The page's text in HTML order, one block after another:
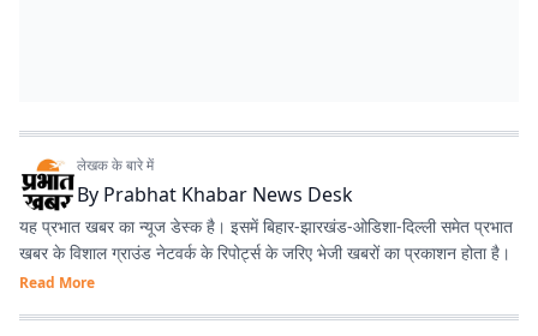
लेखक के बारे में
By Prabhat Khabar News Desk
यह प्रभात खबर का न्यूज डेस्क है। इसमें बिहार-झारखंड-ओडिशा-दिल्‍ली समेत प्रभात
खबर के विशाल ग्राउंड नेटवर्क के रिपोर्ट्स के जरिए भेजी खबरों का प्रकाशन होता है।
Read More